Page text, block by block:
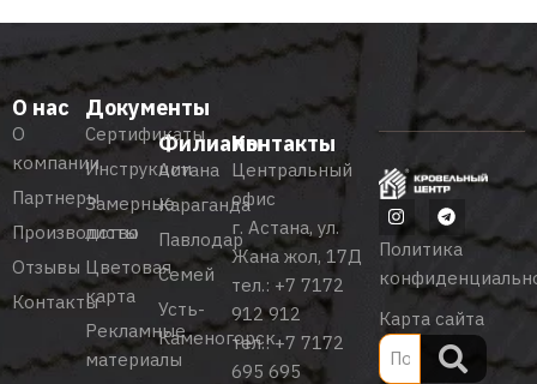
О нас
О
компании
Партнеры
Производство
Отзывы
Контакты
Документы
Сертификаты
Инструкции
Замерные
листы
Цветовая
карта
Рекламные
материалы
Филиалы
Астана
Караганда
Павлодар
Семей
Усть-
Каменогорск
Контакты
Центральный
офис
г. Астана, ул.
Жана жол, 17Д
тел.: +7 7172
912 912
тел.:+7 7172
695 695
Политика
Карта сайта